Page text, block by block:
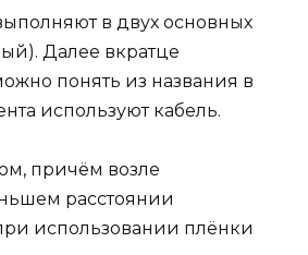
в двух основных
Далее вкратце
понять из названия в
используют кабель.
причём возле
расстоянии
использовании плёнки